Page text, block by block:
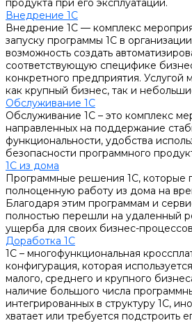
продукта при его эксплуатации.
Внедрение 1С
Внедрение 1С — комплекс
запуску программы 1С в
возможность создать
соответствующую специфике
конкретного предприятия. Услугой
как крупный бизнес, так и
Обслуживание 1С
Обслуживание 1С – это комплекс
направленных на поддержание
функциональности, удобства
безопасности программного
1С из дома
Программные решения 1С, которые
полноценную работу из дома на
Благодаря этим программам и
полностью перешли на удаленный
ущерба для своих бизнес-
Доработка 1С
1С – многофункциональная
конфигурация, которая
малого, среднего и крупного
наличие большого числа
интегрированных в структуру 1С,
хватает или требуется подстроить